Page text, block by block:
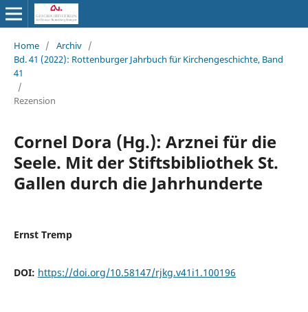
Home / Archiv /
Bd. 41 (2022): Rottenburger Jahrbuch für Kirchengeschichte, Band
41
/
Rezension
Cornel Dora (Hg.): Arznei für die
Seele. Mit der Stiftsbibliothek St.
Gallen durch die Jahrhunderte
Ernst Tremp
DOI: https://doi.org/10.58147/rjkg.v41i1.100196